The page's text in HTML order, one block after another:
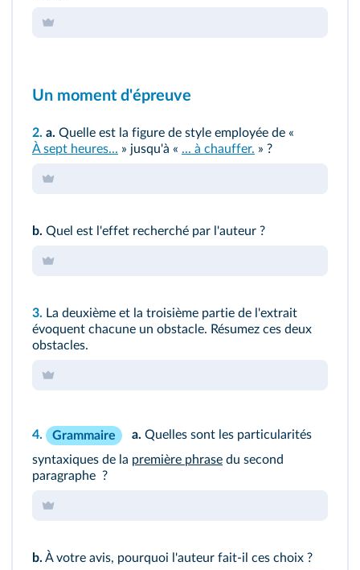
Un moment d'épreuve
2. a. Quelle est la figure de style employée de «
À sept heures... » jusqu'à « ... à chauffer. » ?
b. Quel est l'effet recherché par l'auteur ?
3. La deuxième et la troisième partie de l'extrait
évoquent chacune un obstacle. Résumez ces deux
obstacles.
4. Grammaire a. Quelles sont les particularités
syntaxiques de la première phrase du second
paragraphe ?
b. À votre avis, pourquoi l'auteur fait-il ces choix ?